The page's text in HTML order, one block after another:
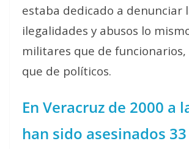
estaba dedicado a denunciar
ilegalidades y abusos lo
militares que de
que de políticos.
En Veracruz de 2000 a
han sido asesinados 33